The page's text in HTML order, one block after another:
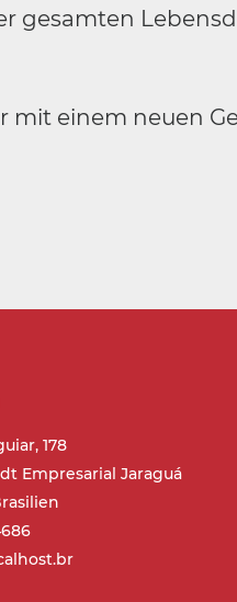
gesamten
mit einem neuen
178
Empresarial Jaraguá